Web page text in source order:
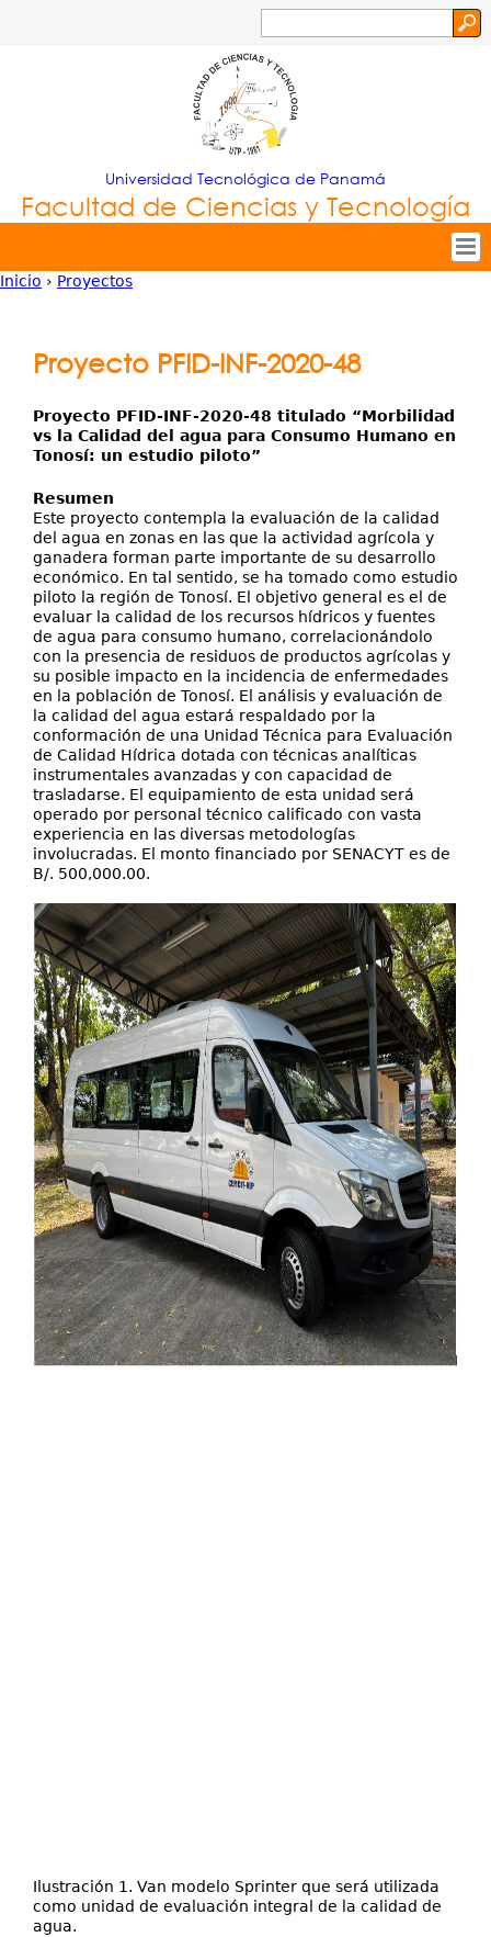
Jump to navigation
de
búsqueda
Universidad Tecnológica de Panamá
Facultad de Ciencias y Tecnología
Tropical
Principal
Oferta Académica
Secretarías
Departamentos
Servicios
está
Inicio › Proyectos
Proyecto PFID-INF-2020-48
Proyecto PFID-INF-2020-48 titulado “Morbilidad
vs la Calidad del agua para Consumo Humano en
Tonosí: un estudio piloto”
Resumen
Este proyecto contempla la evaluación de la calidad
del agua en zonas en las que la actividad agrícola y
ganadera forman parte importante de su desarrollo
económico. En tal sentido, se ha tomado como estudio
piloto la región de Tonosí. El objetivo general es el de
evaluar la calidad de los recursos hídricos y fuentes
de agua para consumo humano, correlacionándolo
con la presencia de residuos de productos agrícolas y
su posible impacto en la incidencia de enfermedades
en la población de Tonosí. El análisis y evaluación de
la calidad del agua estará respaldado por la
conformación de una Unidad Técnica para Evaluación
de Calidad Hídrica dotada con técnicas analíticas
instrumentales avanzadas y con capacidad de
trasladarse. El equipamiento de esta unidad será
operado por personal técnico calificado con vasta
experiencia en las diversas metodologías
involucradas. El monto financiado por SENACYT es de
B/. 500,000.00.
Ilustración 1. Van modelo Sprinter que será utilizada
como unidad de evaluación integral de la calidad de
agua.